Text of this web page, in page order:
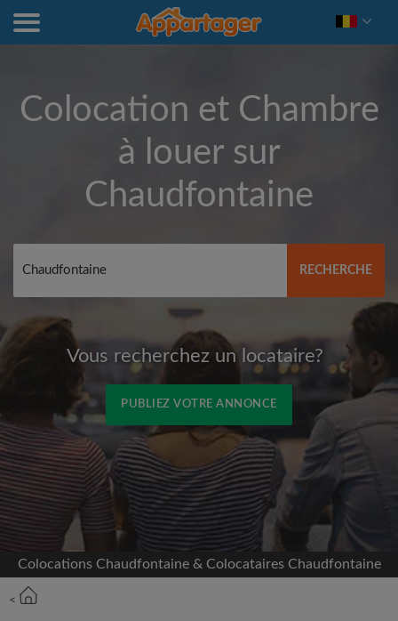
Colocation et Chambre
à louer sur
Chaudfontaine
RECHERCHE
Vous recherchez un locataire?
PUBLIEZ VOTRE ANNONCE
Inscrivez-vous avec Facebook
Nous ne publierons jamais sur votre page sans
votre accord
OU
Colocations Chaudfontaine & Colocataires Chaudfontaine
<